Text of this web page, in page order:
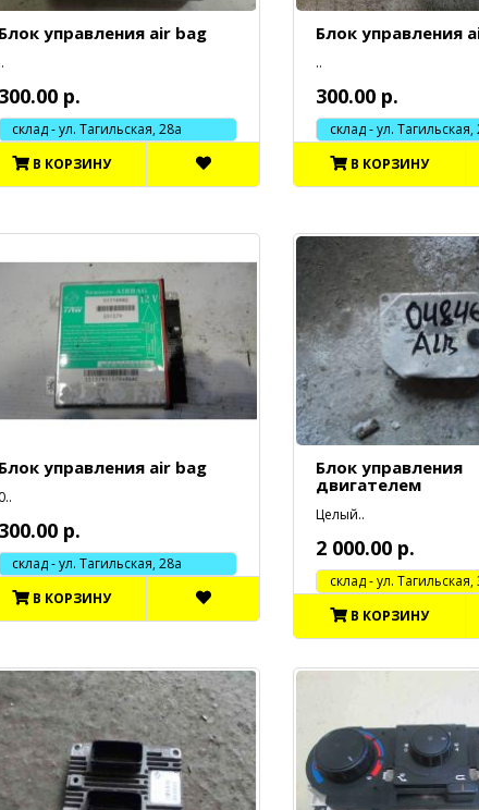
Блок управления air bag
..
300.00 р.
склад - ул. Тагильская, 28а
В КОРЗИНУ
Блок управления
..
300.00 р.
склад - ул. Тагильская,
В КОРЗИНУ
Блок управления air bag
0..
300.00 р.
склад - ул. Тагильская, 28а
В КОРЗИНУ
Блок управления
двигателем
Целый..
2 000.00 р.
cклад - ул. Тагильская,
В КОРЗИНУ